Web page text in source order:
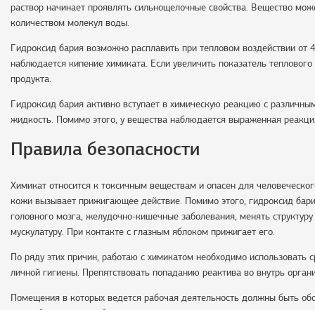
раствор начинает проявлять сильнощелочные свойства. Вещество
количеством молекул воды.
Гидроксид бария возможно расплавить при тепловом воздействии
наблюдается кипение химиката. Если увеличить показатель
продукта.
Гидроксид бария активно вступает в химическую реакцию с
жидкость. Помимо этого, у вещества наблюдается выраженная
Правила безопасности
Химикат относится к токсичным веществам и опасен для
кожи вызывает прижигающее действие. Помимо этого, гидроксид
головного мозга, желудочно-кишечные заболевания, менять
мускулатуру. При контакте с глазным яблоком прижигает его.
По ряду этих причин, работаю с химикатом необходимо
личной гигиены. Препятствовать попаданию реактива во внутрь
Помещения в которых ведется рабочая деятельность должны быть